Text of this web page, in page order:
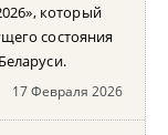
который
состояния
17 Февраля 2026